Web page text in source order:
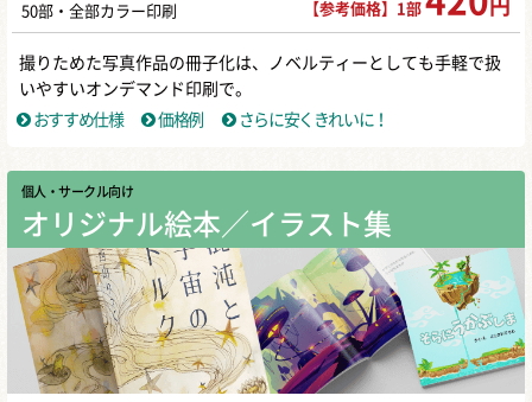
50部・全部カラー印刷 【参考価格】1部 円
撮りためた写真作品の冊子化は、ノベルティーとしても手軽で扱
いやすいオンデマンド印刷で。
おすすめ仕様
価格例 さらに安くきれいに！
個人・サークル向け
オリジナル絵本／イラスト集